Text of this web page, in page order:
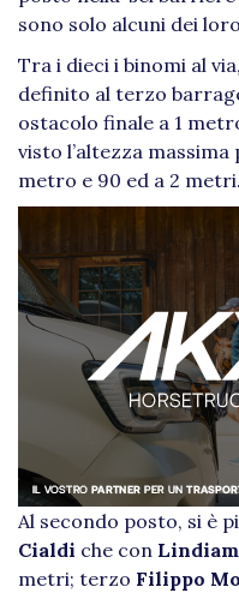
sono solo alcuni dei
Tra i dieci i binomi al
definito al terzo
ostacolo finale a 1
visto l’altezza massima
metro e 90 ed a 2 metri.
Al secondo posto, si è
Cialdi che con
metri; terzo Filippo